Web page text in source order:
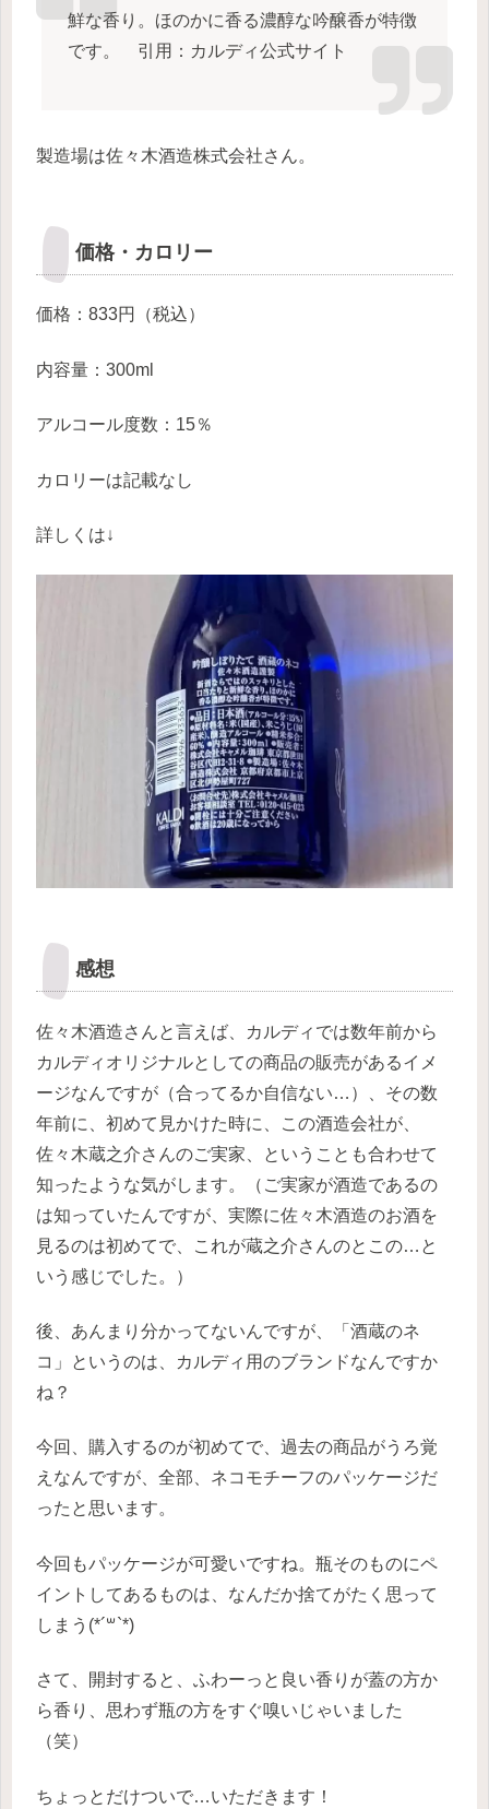
鮮な香り。ほのかに香る濃醇な吟醸香が特徴
です。 引用：カルディ公式サイト
製造場は佐々木酒造株式会社さん。
価格・カロリー
価格：833円（税込）
内容量：300ml
アルコール度数：15％
カロリーは記載なし
詳しくは↓
感想
佐々木酒造さんと言えば、カルディでは数年前から
カルディオリジナルとしての商品の販売があるイメ
ージなんですが（合ってるか自信ない…）、その数
年前に、初めて見かけた時に、この酒造会社が、
佐々木蔵之介さんのご実家、ということも合わせて
知ったような気がします。（ご実家が酒造であるの
は知っていたんですが、実際に佐々木酒造のお酒を
見るのは初めてで、これが蔵之介さんのとこの…と
いう感じでした。）
後、あんまり分かってないんですが、「酒蔵のネ
コ」というのは、カルディ用のブランドなんですか
ね？
今回、購入するのが初めてで、過去の商品がうろ覚
えなんですが、全部、ネコモチーフのパッケージだ
ったと思います。
今回もパッケージが可愛いですね。瓶そのものにペ
イントしてあるものは、なんだか捨てがたく思って
しまう(*´꒳`*)
さて、開封すると、ふわーっと良い香りが蓋の方か
ら香り、思わず瓶の方をすぐ嗅いじゃいました
（笑）
ちょっとだけついで…いただきます！